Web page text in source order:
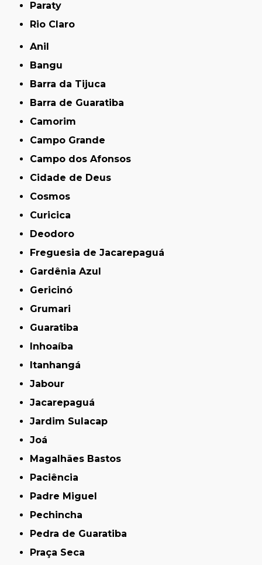
Paraty
Rio Claro
Anil
Bangu
Barra da Tijuca
Barra de Guaratiba
Camorim
Campo Grande
Campo dos Afonsos
Cidade de Deus
Cosmos
Curicica
Deodoro
Freguesia de Jacarepaguá
Gardênia Azul
Gericinó
Grumari
Guaratiba
Inhoaíba
Itanhangá
Jabour
Jacarepaguá
Jardim Sulacap
Joá
Magalhães Bastos
Paciência
Padre Miguel
Pechincha
Pedra de Guaratiba
Praça Seca